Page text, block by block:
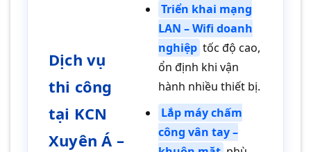
Dịch vụ
thi công
tại KCN
Xuyên Á –
Triển khai mạng
LAN – Wifi doanh
nghiệp tốc độ cao,
ổn định khi vận
hành nhiều thiết bị.
Lắp máy chấm
công vân tay –